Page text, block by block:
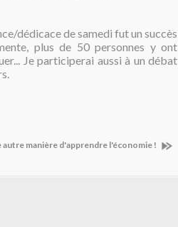
dédicace de samedi fut un succès
plus de 50 personnes y ont
Je participerai aussi à un débat
autre manière d'apprendre l'économie !